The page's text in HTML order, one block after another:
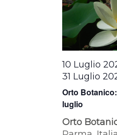
Orto
luglio
10 Luglio
31 Luglio
Orto